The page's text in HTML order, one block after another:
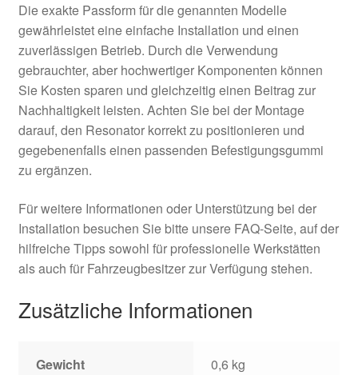
Die exakte Passform für die genannten Modelle
gewährleistet eine einfache Installation und einen
zuverlässigen Betrieb. Durch die Verwendung
gebrauchter, aber hochwertiger Komponenten können
Sie Kosten sparen und gleichzeitig einen Beitrag zur
Nachhaltigkeit leisten. Achten Sie bei der Montage
darauf, den Resonator korrekt zu positionieren und
gegebenenfalls einen passenden Befestigungsgummi
zu ergänzen.
Für weitere Informationen oder Unterstützung bei der
Installation besuchen Sie bitte unsere FAQ-Seite, auf der
hilfreiche Tipps sowohl für professionelle Werkstätten
als auch für Fahrzeugbesitzer zur Verfügung stehen.
Zusätzliche Informationen
Gewicht 0,6 kg